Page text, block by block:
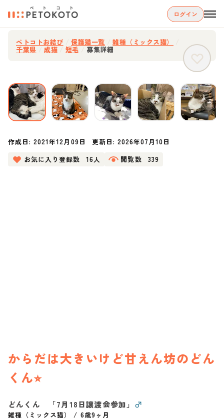
ログイン
ペトコトお結び 保護猫一覧 雑種（ミックス猫）
千葉県 成猫 短毛 募集詳細
作成日:2021年12月09日 更新日: 2026年07月10日
お気に入り登録数
16人 閲覧数 339
からだは大きいけど甘えん坊のどん
くん⭐︎
どんくん 「7月18日譲渡会参加」 ♂
雑種（ミックス猫） / 6歳9ヶ月